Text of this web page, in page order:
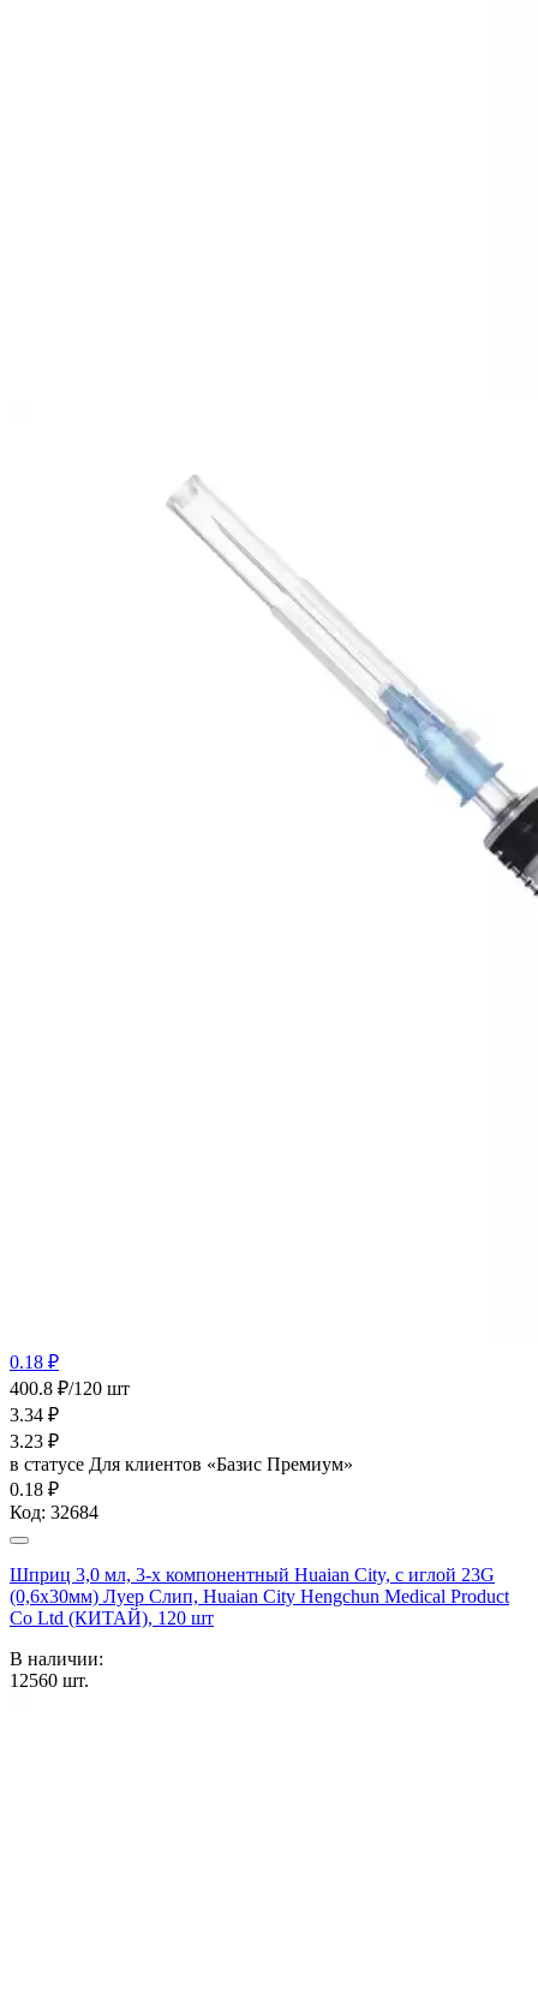
0.18 ₽
400.8 ₽/120 шт
3.34 ₽
3.23 ₽
в статусе Для клиентов «Базис Премиум»
0.18 ₽
Код: 32684
Шприц 3,0 мл, 3-х компонентный Huaian City, с иглой 23G
(0,6х30мм) Луер Слип, Huaian City Hengchun Medical Product
Co Ltd (КИТАЙ), 120 шт
В наличии:
12560 шт.